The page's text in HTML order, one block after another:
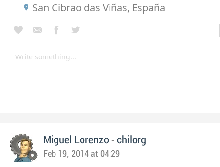
San Cibrao das Viñas, España
Miguel Lorenzo - chilorg
Feb 19, 2014 at 04:29